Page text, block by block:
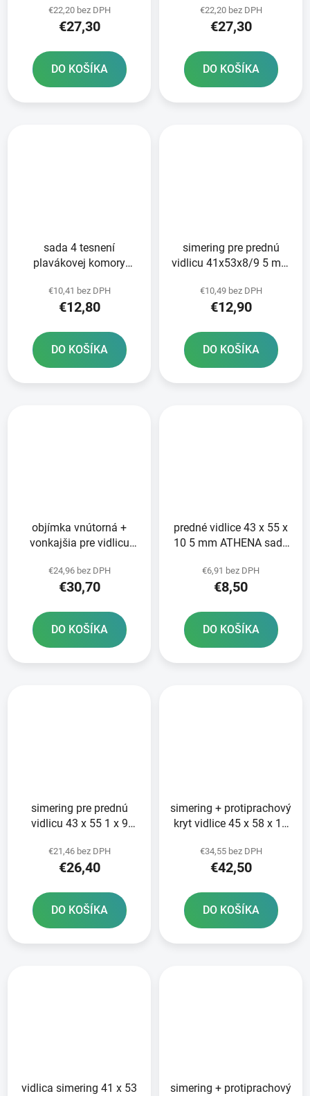
ks v balení
€22,20 bez DPH
€27,30
DO KOŠÍKA
ks v balení
€22,20 bez DPH
€27,30
DO KOŠÍKA
sada 4 tesnení
plavákovej komory
€10,41 bez DPH
€12,80
DO KOŠÍKA
simering pre prednú
vidlicu 41x53x8/9 5 mm
€10,49 bez DPH
€12,90
DO KOŠÍKA
objímka vnútorná +
vonkajšia pre vidlicu
SKF 2 ks
€24,96 bez DPH
€30,70
DO KOŠÍKA
predné vidlice 43 x 55 x
10 5 mm ATHENA sada
€6,91 bez DPH
€8,50
DO KOŠÍKA
simering pre prednú
vidlicu 43 x 55 1 x 9
ATHENA sada na
prestavbu 2 tlmičov
€21,46 bez DPH
€26,40
DO KOŠÍKA
simering + protiprachový
kryt vidlice 45 x 58 x 11
SKF zeleno-červená
€34,55 bez DPH
€42,50
DO KOŠÍKA
vidlica simering 41 x 53
simering + protiprachový